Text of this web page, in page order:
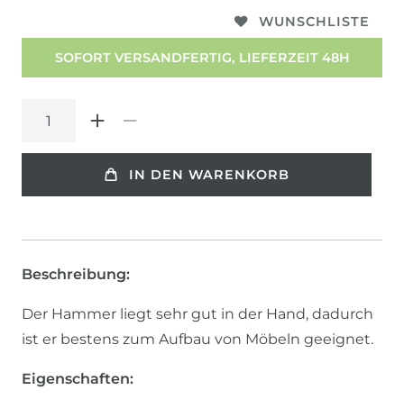
WUNSCHLISTE
SOFORT VERSANDFERTIG, LIEFERZEIT 48H
IN DEN WARENKORB
Beschreibung:
Der Hammer liegt sehr gut in der Hand, dadurch
ist er bestens zum Aufbau von Möbeln geeignet.
Eigenschaften: